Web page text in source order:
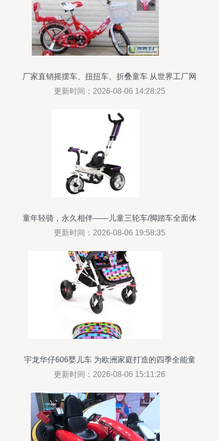
厂家直销摇摆车、扭扭车、折叠童车 从世界工厂网
看童车行业的全景与趋势
更新时间：2026-08-06 14:28:25
童年轻骑，永久相伴——儿童三轮车/脚踏车全面体
验
更新时间：2026-08-06 19:58:35
宇龙华仔606婴儿车 为欧洲家庭打造的四季全能童
车
更新时间：2026-08-06 15:11:26